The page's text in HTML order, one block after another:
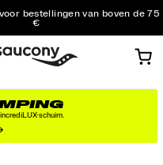
bestellingen van boven de 75
€
voor alle bestellingen
op je eerste bestelling
schuim.